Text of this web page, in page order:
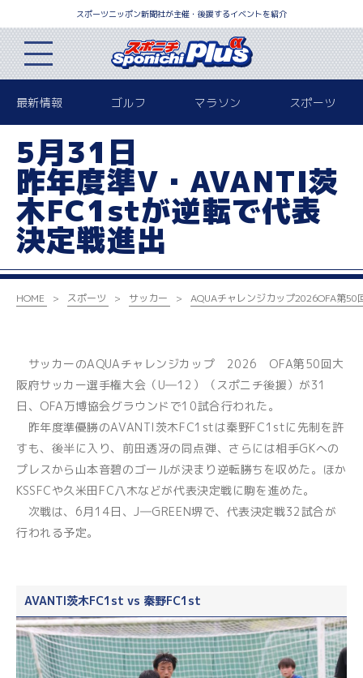
スポーツニッポン新聞社が主催・後援するイベントを紹介
最新情報 ゴルフ マラソン スポーツ
5月31日
昨年度準V・AVANTI茨
木FC1stが逆転で代表
決定戦進出
HOME スポーツ サッカー AQUAチャレンジカップ2026OFA第50
サッカーのAQUAチャレンジカップ 2026 OFA第50回大
阪府サッカー選手権大会（U―12）（スポニチ後援）が31
日、OFA万博協会グラウンドで10試合行われた。
昨年度準優勝のAVANTI茨木FC1stは秦野FC1stに先制を許
すも、後半に入り、前田透冴の同点弾、さらには相手GKへの
プレスから山本音碧のゴールが決まり逆転勝ちを収めた。ほか
KSSFCや久米田FC八木などが代表決定戦に駒を進めた。
次戦は、6月14日、J―GREEN堺で、代表決定戦32試合が
行われる予定。
AVANTI茨木FC1st vs 秦野FC1st